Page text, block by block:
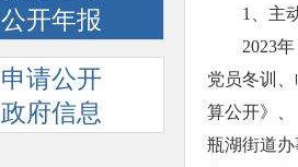
公开年报
申请公开
政府信息
1、主
2023
党员冬训
算公开》
瓶湖街道